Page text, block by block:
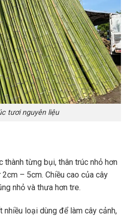
tươi nguyên liệu
thành từng bụi, thân trúc nhỏ hơn
– 5cm. Chiều cao của cây
nhỏ và thưa hơn tre.
nhiều loại dùng để làm cây cảnh,